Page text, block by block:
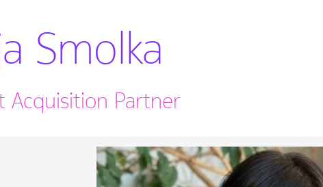
Smolka
Acquisition Partner